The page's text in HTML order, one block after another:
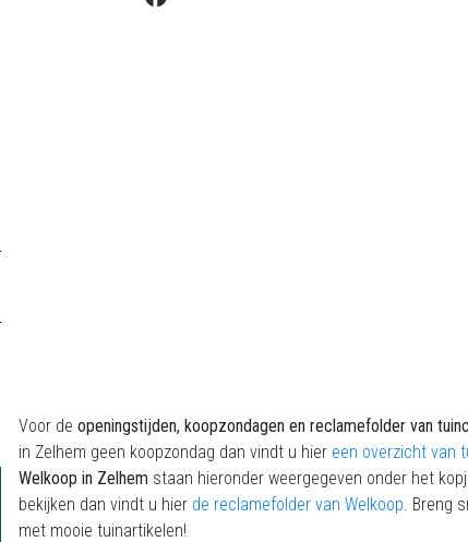
Voor de openingstijden, koopzondagen en reclamefolder van
in Zelhem geen koopzondag dan vindt u hier een overzicht van
Welkoop in Zelhem staan hieronder weergegeven onder het
bekijken dan vindt u hier de reclamefolder van Welkoop. Breng
met mooie tuinartikelen!